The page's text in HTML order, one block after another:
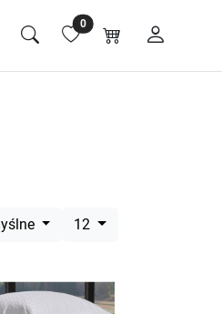
0
12